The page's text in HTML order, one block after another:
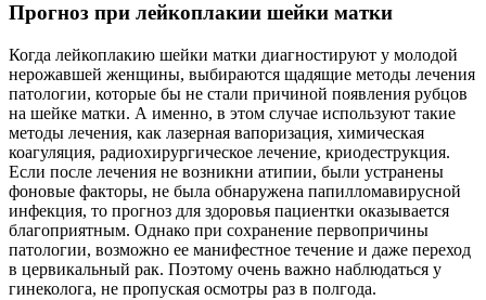
Прогноз при лейкоплакии шейки матки
Когда лейкоплакию шейки матки диагностируют у молодой
нерожавшей женщины, выбираются щадящие методы лечения
патологии, которые бы не стали причиной появления рубцов
на шейке матки. А именно, в этом случае используют такие
методы лечения, как лазерная вапоризация, химическая
коагуляция, радиохирургическое лечение, криодеструкция.
Если после лечения не возникни атипии, были устранены
фоновые факторы, не была обнаружена папилломавирусной
инфекция, то прогноз для здоровья пациентки оказывается
благоприятным. Однако при сохранение первопричины
патологии, возможно ее манифестное течение и даже переход
в цервикальный рак. Поэтому очень важно наблюдаться у
гинеколога, не пропуская осмотры раз в полгода.